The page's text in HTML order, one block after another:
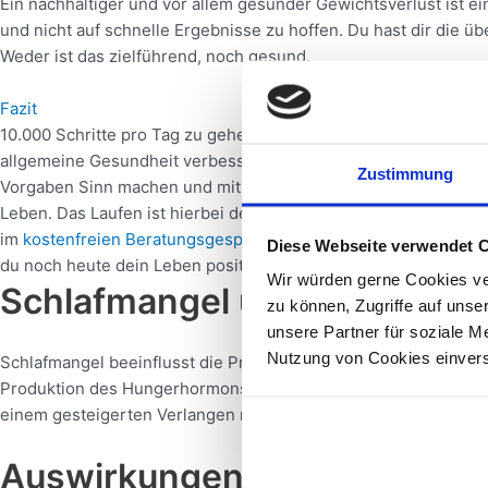
Zustimmung
Diese Webseite verwendet
Wir würden gerne Cookies
zu können, Zugriffe auf
unsere Partner für soziale
Nutzung von Cookies
und nicht auf schnelle Ergebnisse zu hoffen. Du hast dir die
Weder ist das zielführend, noch gesund.
Fazit
10.000 Schritte pro Tag zu gehen, ist eine einfache und
allgemeine Gesundheit verbessert werden. Die Zahl 10.000 ist
Vorgaben Sinn machen und mit ein paar einfachen Tipps und
Leben. Das Laufen ist hierbei der perfekte Sport, sozusagen
im kostenfreien Beratungsgesprächdeinegenaue Situation
du noch heute dein Leben positiv verändert möchtest, dann
Schlafmangel und
Schlafmangel beeinflusst die Produktion bestimmter
Produktion des Hungerhormons Ghrelin führen, während
einem gesteigerten Verlangen nach ungesunden
Auswirkungen auf den